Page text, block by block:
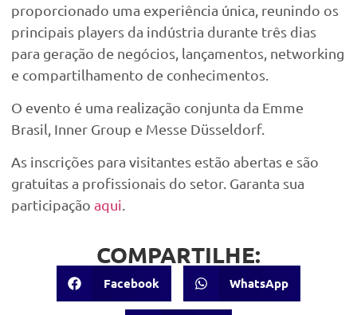
proporcionado uma experiência única, reunindo os
principais players da indústria durante três dias
para geração de negócios, lançamentos, networking
e compartilhamento de conhecimentos.
O evento é uma realização conjunta da Emme
Brasil, Inner Group e Messe Düsseldorf.
As inscrições para visitantes estão abertas e são
gratuitas a profissionais do setor. Garanta sua
participação aqui.
COMPARTILHE:
Facebook WhatsApp